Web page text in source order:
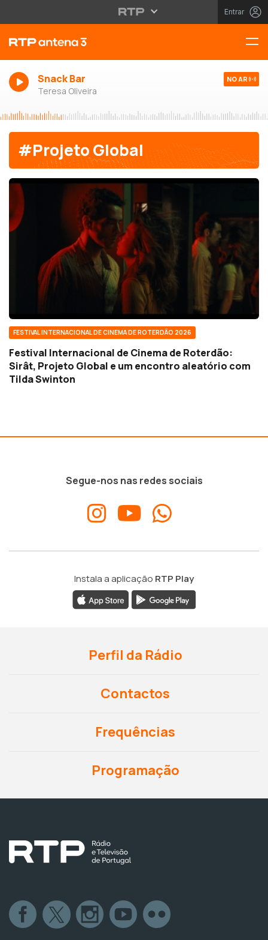
Entrar
Snack Bar
Teresa Oliveira
NO AR
#Projeto Global
FESTIVAL INTERNACIONAL DE CINEMA DE ROTERDÃO 2026
Festival Internacional de Cinema de Roterdão:
Sirât, Projeto Global e um encontro aleatório com
Tilda Swinton
Segue-nos nas redes sociais
Instala a aplicação RTP Play
Perfil da Rádio
Contactos
Frequências
Programação